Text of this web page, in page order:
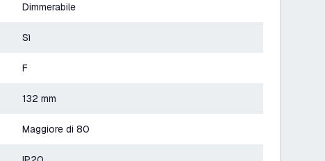
Dimmerabile
Sì
F
132 mm
Maggiore di 80